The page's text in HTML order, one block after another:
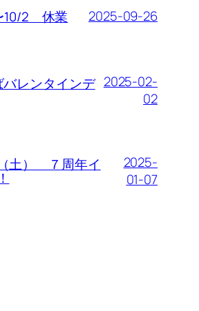
10/2 休業 2025-09-26
レンタインデ 2025-02-
02
土） ７周年イ
2025-
01-07